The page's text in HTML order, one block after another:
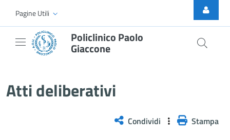
Skip to Main Content
Pagine Utili
Policlinico Paolo
Giaccone
Atti deliberativi
Condividi Stampa